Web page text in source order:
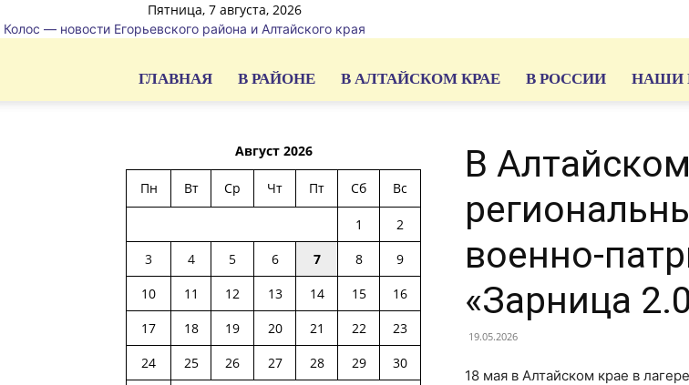
Пятница, 7 августа, 2026
Колос — новости Егорьевского района и Алтайского края
ГЛАВНАЯ В РАЙОНЕ В АЛТАЙСКОМ КРАЕ В РОССИИ НАШИ
В
военно-
«Зарница
19.05.2026
18 мая в Алтайском крае в
Август 2026
Пн Вт Ср Чт Пт Сб Вс
1
2
3
4 5 6 7 8
9
10
11 12 13 14 15
16
17
18 19 20 21 22
23
24
25 26 27 28 29
30